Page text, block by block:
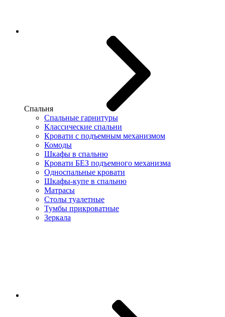
Спальня
Спальные гарнитуры
Классические спальни
Кровати с подъемным механизмом
Комоды
Шкафы в спальню
Кровати БЕЗ подъемного механизма
Односпальные кровати
Шкафы-купе в спальню
Матрасы
Столы туалетные
Тумбы прикроватные
Зеркала